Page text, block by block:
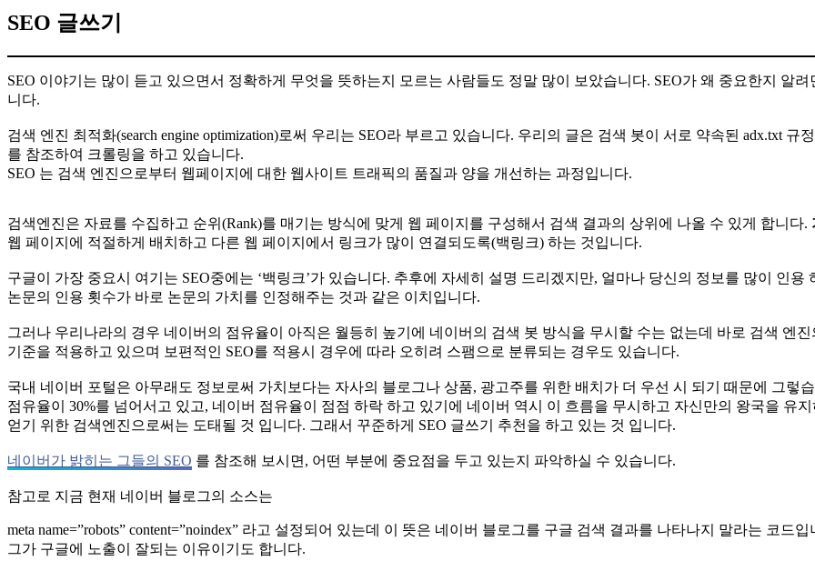
SEO 글쓰기
SEO 이야기는 많이 듣고 있으면서 정확하게 무엇을 뜻하는지 모르는 사람들도 정말 많이 보았습니다. SEO가 왜 중요한지 알
니다.
검색 엔진 최적화(search engine optimization)로써 우리는 SEO라 부르고 있습니다. 우리의 글은 검색 봇이 서로 약속된 adx.txt 규
를 참조하여 크롤링을 하고 있습니다.
SEO 는 검색 엔진으로부터 웹페이지에 대한 웹사이트 트래픽의 품질과 양을 개선하는 과정입니다.
검색엔진은 자료를 수집하고 순위(Rank)를 매기는 방식에 맞게 웹 페이지를 구성해서 검색 결과의 상위에 나올 수 있게 합니다.
웹 페이지에 적절하게 배치하고 다른 웹 페이지에서 링크가 많이 연결되도록(백링크) 하는 것입니다.
구글이 가장 중요시 여기는 SEO중에는 ‘백링크’가 있습니다. 추후에 자세히 설명 드리겠지만, 얼마나 당신의 정보를 많이 인용
논문의 인용 횟수가 바로 논문의 가치를 인정해주는 것과 같은 이치입니다.
그러나 우리나라의 경우 네이버의 점유율이 아직은 월등히 높기에 네이버의 검색 봇 방식을 무시할 수는 없는데 바로 검색 엔
기준을 적용하고 있으며 보편적인 SEO를 적용시 경우에 따라 오히려 스팸으로 분류되는 경우도 있습니다.
국내 네이버 포털은 아무래도 정보로써 가치보다는 자사의 블로그나 상품, 광고주를 위한 배치가 더 우선 시 되기 때문에 그렇
점유율이 30%를 넘어서고 있고, 네이버 점유율이 점점 하락 하고 있기에 네이버 역시 이 흐름을 무시하고 자신만의 왕국을 유
얻기 위한 검색엔진으로써는 도태될 것 입니다. 그래서 꾸준하게 SEO 글쓰기 추천을 하고 있는 것 입니다.
네이버가 밝히는 그들의 SEO 를 참조해 보시면, 어떤 부분에 중요점을 두고 있는지 파악하실 수 있습니다.
참고로 지금 현재 네이버 블로그의 소스는
meta name=”robots” content=”noindex” 라고 설정되어 있는데 이 뜻은 네이버 블로그를 구글 검색 결과를 나타나지 말라는 코드
그가 구글에 노출이 잘되는 이유이기도 합니다.